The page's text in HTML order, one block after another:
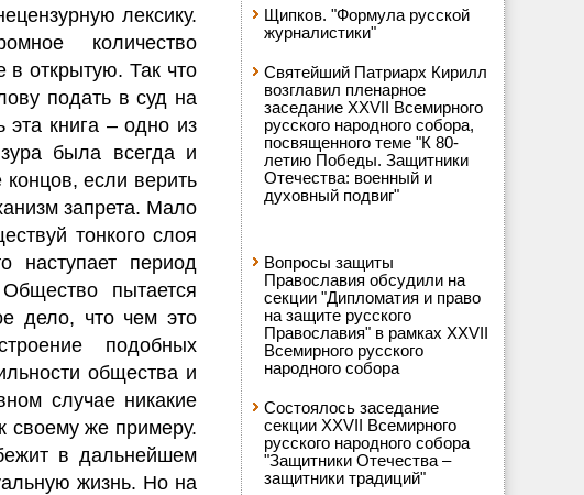
лексику.
количество
в открытую. Так что
подать в суд на
книга – одно из
была всегда и
если верить
запрета. Мало
тонкого слоя
наступает период
пытается
дело, что чем это
подобных
общества и
случае никакие
своему же примеру.
в дальнейшем
жизнь. Но на
Щипков. "Формула русской
журналистики"
Святейший Патриарх Кирилл
возглавил пленарное
заседание XXVII Всемирного
русского народного собора,
посвященного теме "К 80-
летию Победы. Защитники
Отечества: военный и
духовный подвиг"
Вопросы защиты
Православия обсудили на
секции "Дипломатия и право
на защите русского
Православия" в рамках XXVII
Всемирного русского
народного собора
Состоялось заседание
секции XXVII Всемирного
русского народного собора
"Защитники Отечества –
защитники традиций"